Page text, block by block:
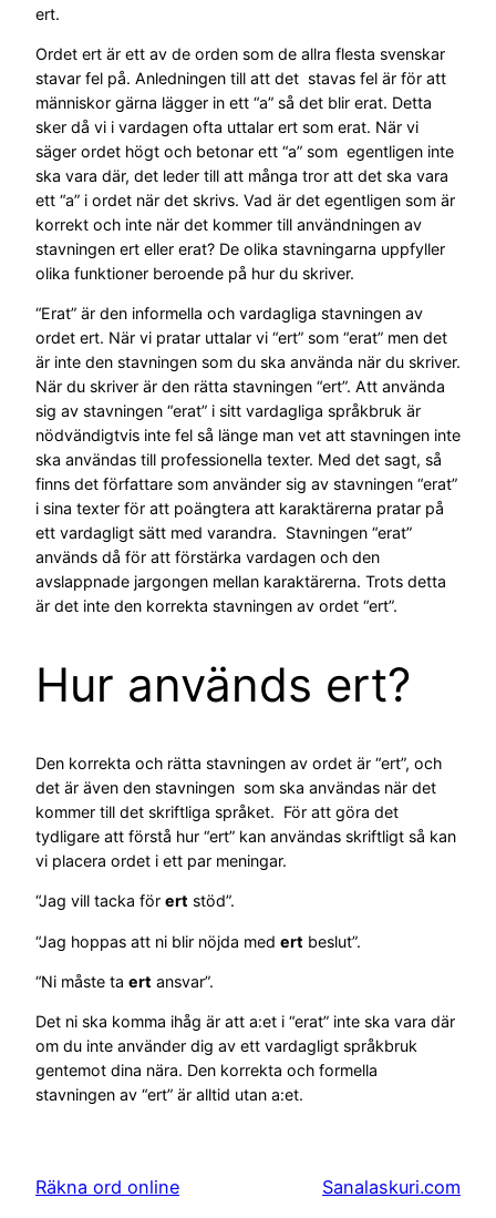
ert.
Ordet ert är ett av de orden som de allra flesta svenskar
stavar fel på. Anledningen till att det stavas fel är för att
människor gärna lägger in ett “a” så det blir erat. Detta
sker då vi i vardagen ofta uttalar ert som erat. När vi
säger ordet högt och betonar ett “a” som egentligen inte
ska vara där, det leder till att många tror att det ska vara
ett “a” i ordet när det skrivs. Vad är det egentligen som är
korrekt och inte när det kommer till användningen av
stavningen ert eller erat? De olika stavningarna uppfyller
olika funktioner beroende på hur du skriver.
“Erat” är den informella och vardagliga stavningen av
ordet ert. När vi pratar uttalar vi “ert” som “erat” men det
är inte den stavningen som du ska använda när du skriver.
När du skriver är den rätta stavningen “ert”. Att använda
sig av stavningen “erat” i sitt vardagliga språkbruk är
nödvändigtvis inte fel så länge man vet att stavningen inte
ska användas till professionella texter. Med det sagt, så
finns det författare som använder sig av stavningen “erat”
i sina texter för att poängtera att karaktärerna pratar på
ett vardagligt sätt med varandra. Stavningen “erat”
används då för att förstärka vardagen och den
avslappnade jargongen mellan karaktärerna. Trots detta
är det inte den korrekta stavningen av ordet “ert”.
Hur används ert?
Den korrekta och rätta stavningen av ordet är “ert”, och
det är även den stavningen som ska användas när det
kommer till det skriftliga språket. För att göra det
tydligare att förstå hur “ert” kan användas skriftligt så kan
vi placera ordet i ett par meningar.
“Jag vill tacka för ert stöd”.
“Jag hoppas att ni blir nöjda med ert beslut”.
“Ni måste ta ert ansvar”.
Det ni ska komma ihåg är att a:et i “erat” inte ska vara där
om du inte använder dig av ett vardagligt språkbruk
gentemot dina nära. Den korrekta och formella
stavningen av “ert” är alltid utan a:et.
Räkna ord online Sanalaskuri.com